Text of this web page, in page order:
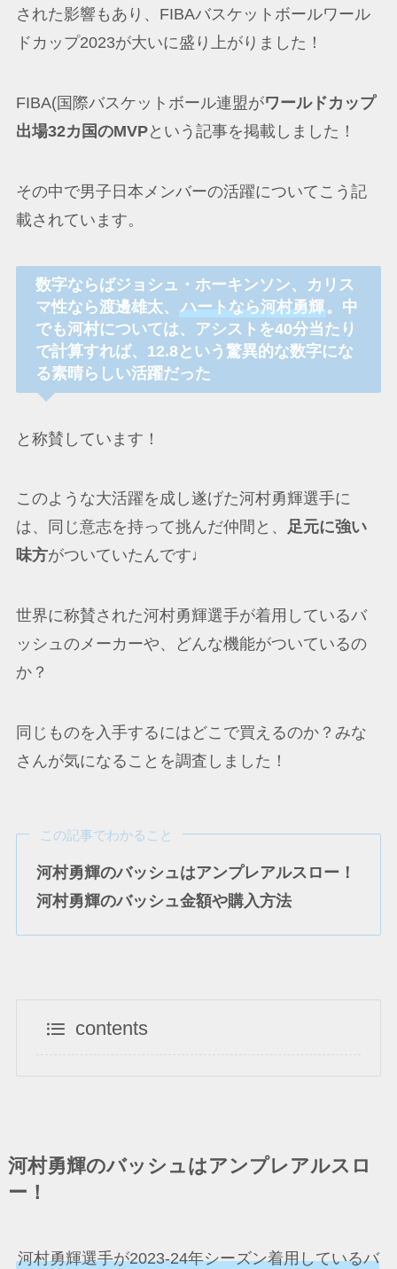
された影響もあり、FIBAバスケットボールワール
ドカップ2023が大いに盛り上がりました！
FIBA(国際バスケットボール連盟がワールドカップ
出場32カ国のMVPという記事を掲載しました！
その中で男子日本メンバーの活躍についてこう記
載されています。
数字ならばジョシュ・ホーキンソン、カリス
マ性なら渡邊雄太、 ハートなら河村勇輝 。中
でも河村については、アシストを40分当たり
で計算すれば、12.8という驚異的な数字にな
る素晴らしい活躍だった
と称賛しています！
このような大活躍を成し遂げた河村勇輝選手に
は、同じ意志を持って挑んだ仲間と、 足元に強い
味方がついていたんです♩
世界に称賛された河村勇輝選手が着用しているバ
ッシュのメーカーや、どんな機能がついているの
か？
同じものを入手するにはどこで買えるのか？みな
さんが気になることを調査しました！
この記事でわかること
河村勇輝のバッシュはアンプレアルスロー ！
河村勇輝のバッシュ金額や購入方法
contents
河村勇輝のバッシュはアンプレアルスロ
ー ！
河村勇輝選手が2023-24年シーズン着用しているバ